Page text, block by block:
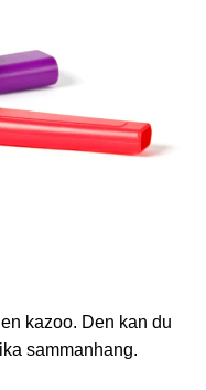
kazoo. Den kan du
sammanhang.